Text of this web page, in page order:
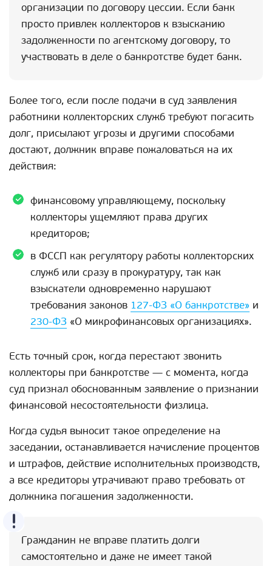
организации по договору цессии. Если банк
просто привлек коллекторов к взысканию
задолженности по агентскому договору, то
участвовать в деле о банкротстве будет банк.
Более того, если после подачи в суд заявления
работники коллекторских служб требуют погасить
долг, присылают угрозы и другими способами
достают, должник вправе пожаловаться на их
действия:
финансовому управляющему, поскольку
коллекторы ущемляют права других
кредиторов;
в ФССП как регулятору работы коллекторских
служб или сразу в прокуратуру, так как
взыскатели одновременно нарушают
требования законов 127-ФЗ «О банкротстве» и
230-ФЗ «О микрофинансовых организациях».
Есть точный срок, когда перестают звонить
коллекторы при банкротстве — с момента, когда
суд признал обоснованным заявление о признании
финансовой несостоятельности физлица.
Когда судья выносит такое определение на
заседании, останавливается начисление процентов
и штрафов, действие исполнительных производств,
а все кредиторы утрачивают право требовать от
должника погашения задолженности.
Гражданин не вправе платить долги
самостоятельно и даже не имеет такой